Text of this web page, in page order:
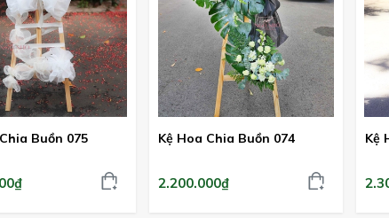
Buồn 075 Kệ Hoa Chia Buồn 074
2.200.000₫
Kệ